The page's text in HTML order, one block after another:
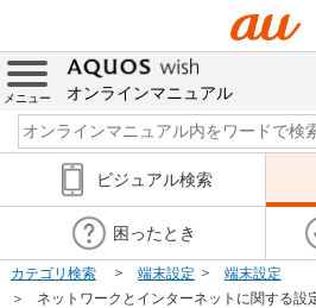
メニュー オンラインマニュアル
ビジュアル検索
困ったとき
カテゴリ検索 端末設定
端末設定
ネットワークとインターネットに関する設